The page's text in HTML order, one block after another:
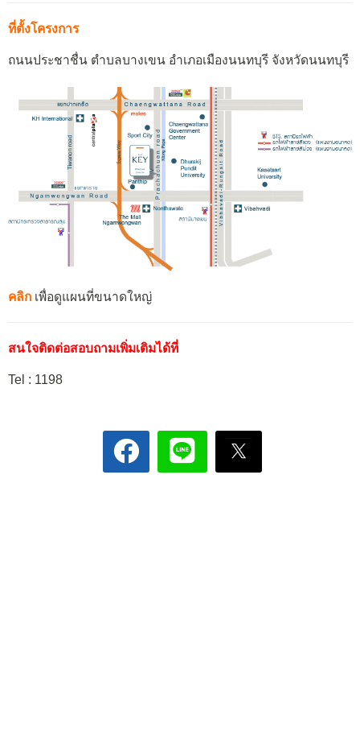
ที่ตั้งโครงการ
ถนนประชาชื่น ตำบลบางเขน อำเภอเมืองนนทบุรี จังหวัดนนทบุรี
คลิก เพื่อดูแผนที่ขนาดใหญ่
สนใจติดต่อสอบถามเพิ่มเติมได้ที่
Tel : 1198